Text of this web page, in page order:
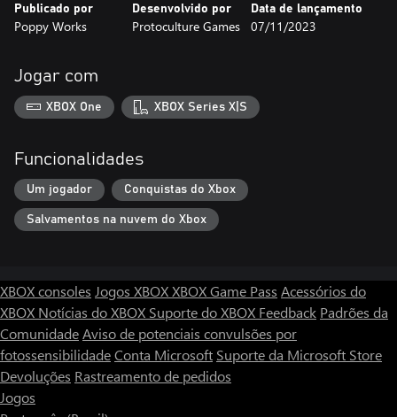
Publicado por
Poppy Works
Desenvolvido por
Protoculture Games
Data de lançamento
07/11/2023
Jogar com
XBOX One XBOX Series X|S
Funcionalidades
Um jogador Conquistas do Xbox
Salvamentos na nuvem do Xbox
XBOX consoles Jogos XBOXXBOX Game Pass Acessórios do
XBOX Notícias do XBOX Suporte do XBOX Feedback Padrões da
ComunidadeAviso de potenciais convulsões por
fotossensibilidadeConta Microsoft Suporte da Microsoft Store
Devoluções Rastreamento de pedidos
Jogos